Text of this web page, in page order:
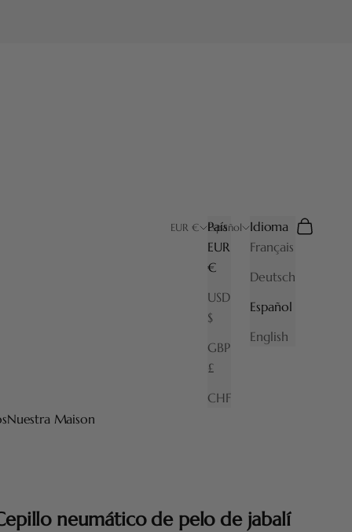
Nuestra Maison
EUR €
País
EUR
€
USD
$
GBP
£
CHF
Español
Idioma
Français
Deutsch
Español
English
Buscar
Cesta
neumático de pelo de jabalí